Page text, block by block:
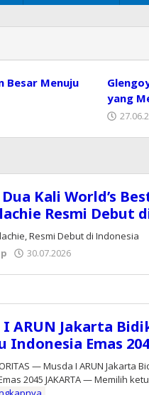
Besar Menuju
yang
Kali World’s
Resmi Debut
Resmi Debut di Indonesia
30.07.2026
I ARUN Jakarta
Indonesia Emas
— Musda I ARUN Jakarta
2045 JAKARTA — Memilih